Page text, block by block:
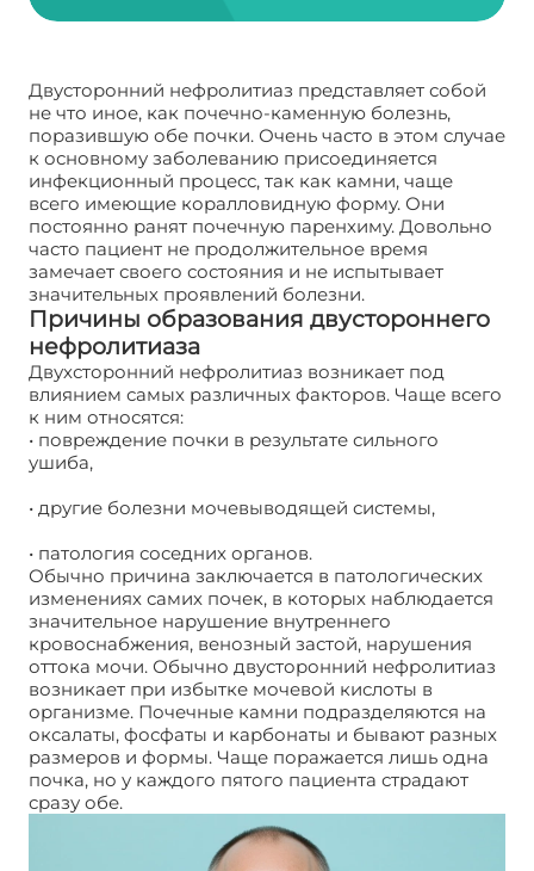
Двусторонний нефролитиаз представляет собой
не что иное, как почечно-каменную болезнь,
поразившую обе почки. Очень часто в этом случае
к основному заболеванию присоединяется
инфекционный процесс, так как камни, чаще
всего имеющие коралловидную форму. Они
постоянно ранят почечную паренхиму. Довольно
часто пациент не продолжительное время
замечает своего состояния и не испытывает
значительных проявлений болезни.
Причины образования двустороннего
нефролитиаза
Двухсторонний нефролитиаз возникает под
влиянием самых различных факторов. Чаще всего
к ним относятся:
• повреждение почки в результате сильного
ушиба,
• другие болезни мочевыводящей системы,
• патология соседних органов.
Обычно причина заключается в патологических
изменениях самих почек, в которых наблюдается
значительное нарушение внутреннего
кровоснабжения, венозный застой, нарушения
оттока мочи. Обычно двусторонний нефролитиаз
возникает при избытке мочевой кислоты в
организме. Почечные камни подразделяются на
оксалаты, фосфаты и карбонаты и бывают разных
размеров и формы. Чаще поражается лишь одна
почка, но у каждого пятого пациента страдают
сразу обе.